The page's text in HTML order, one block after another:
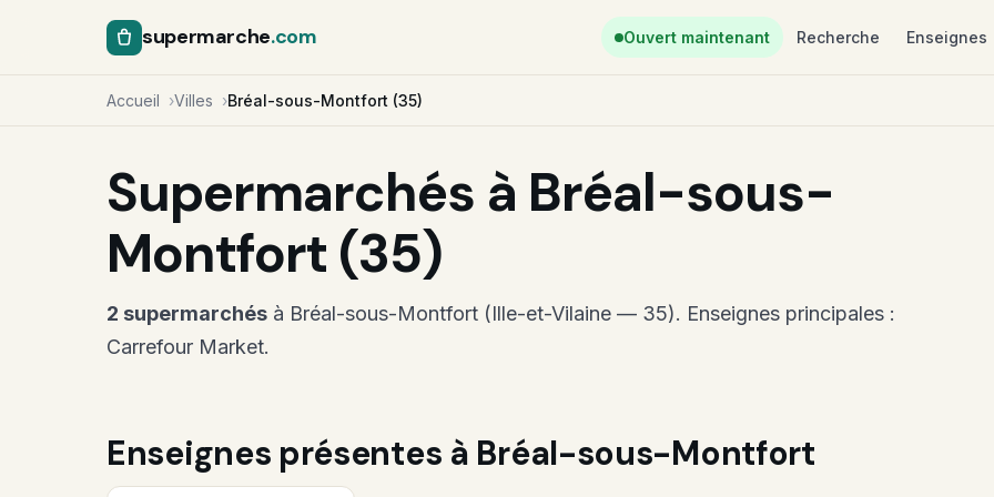
supermarche.com Ouvert maintenant Recherche Enseignes
Accueil Villes Bréal-sous-Montfort (35)
Supermarchés à Bréal-sous-
Montfort (35)
2 supermarchés à Bréal-sous-Montfort (Ille-et-Vilaine — 35). Enseignes principales :
Carrefour Market.
Enseignes présentes à Bréal-sous-Montfort